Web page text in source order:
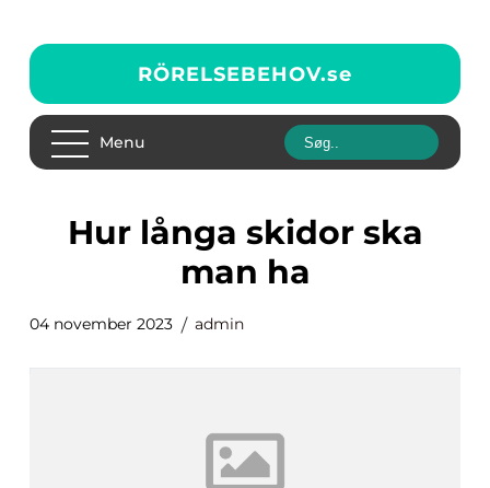
RÖRELSEBEHOV.se
Menu
hur långa skidor ska
man ha
04 november 2023 admin